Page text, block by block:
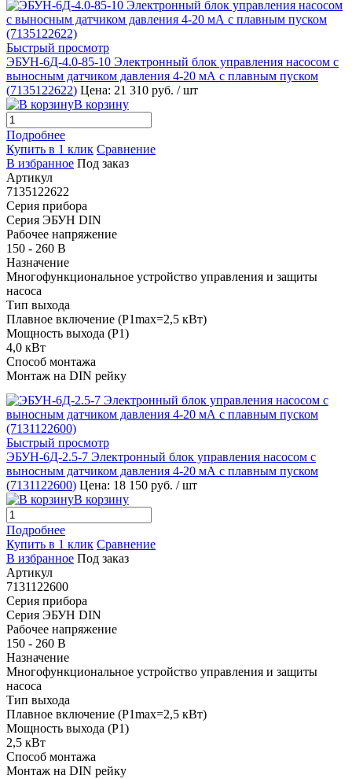
Быстрый просмотр
ЭБУН-6Д-4.0-85-10 Электронный блок управления насосом с
выносным датчиком давления 4-20 мА с плавным пуском
(7135122622) Цена: 21 310 руб. / шт
В корзину
Подробнее
Купить в 1 клик Сравнение
В избранное Под заказ
Артикул
7135122622
Серия прибора
Серия ЭБУН DIN
Рабочее напряжение
150 - 260 В
Назначение
Многофункциональное устройство управления и защиты
насоса
Тип выхода
Плавное включение (P1max=2,5 кВт)
Мощность выхода (P1)
4,0 кВт
Способ монтажа
Монтаж на DIN рейку
Быстрый просмотр
ЭБУН-6Д-2.5-7 Электронный блок управления насосом с
выносным датчиком давления 4-20 мА с плавным пуском
(7131122600) Цена: 18 150 руб. / шт
В корзину
Подробнее
Купить в 1 клик Сравнение
В избранное Под заказ
Артикул
7131122600
Серия прибора
Серия ЭБУН DIN
Рабочее напряжение
150 - 260 В
Назначение
Многофункциональное устройство управления и защиты
насоса
Тип выхода
Плавное включение (P1max=2,5 кВт)
Мощность выхода (P1)
2,5 кВт
Способ монтажа
Монтаж на DIN рейку